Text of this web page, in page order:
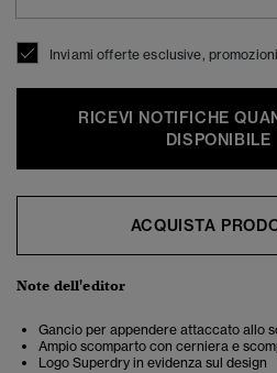
Inviami offerte esclusive,
RICEVI NOTIFICHE
DISPONIBILE
ACQUISTA
Note dell'editor
Gancio per appendere attaccato allo
Ampio scomparto con cerniera e
Logo Superdry in evidenza sul design